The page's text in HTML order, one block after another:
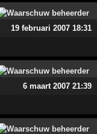
19 februari 2007 18:31
6 maart 2007 21:39